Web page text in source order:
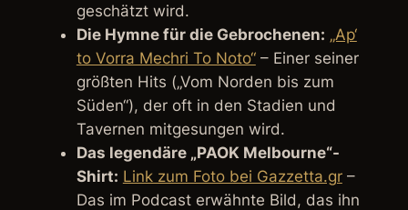
geschätzt wird.
Die Hymne für die Gebrochenen: „Ap‘
to Vorra Mechri To Noto“– Einer seiner
größten Hits („Vom Norden bis zum
Süden“), der oft in den Stadien und
Tavernen mitgesungen wird.
Das legendäre „PAOK Melbourne“-
Shirt: Link zum Foto bei Gazzetta.gr–
Das im Podcast erwähnte Bild, das ihn